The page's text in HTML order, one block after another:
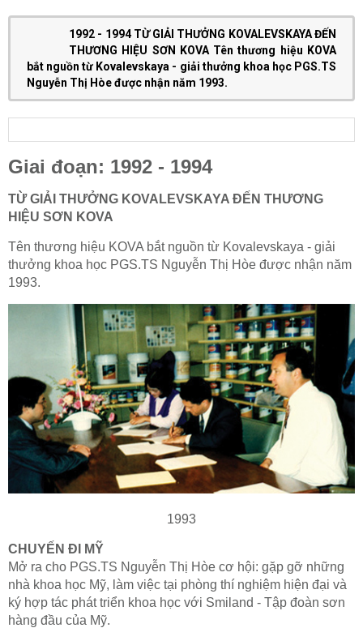
1992 - 1994 TỪ GIẢI THƯỞNG KOVALEVSKAYA ĐẾN
THƯƠNG HIỆU SƠN KOVA Tên thương hiệu KOVA
bắt nguồn từ Kovalevskaya - giải thưởng khoa học PGS.TS
Nguyễn Thị Hòe được nhận năm 1993.
Giai đoạn: 1992 - 1994
TỪ GIẢI THƯỞNG KOVALEVSKAYA ĐẾN THƯƠNG
HIỆU SƠN KOVA
Tên thương hiệu KOVA bắt nguồn từ Kovalevskaya - giải
thưởng khoa học PGS.TS Nguyễn Thị Hòe được nhận năm
1993.
1993
CHUYẾN ĐI MỸ
Mở ra cho PGS.TS Nguyễn Thị Hòe cơ hội: gặp gỡ những
nhà khoa học Mỹ, làm việc tại phòng thí nghiệm hiện đại và
ký hợp tác phát triển khoa học với Smiland - Tập đoàn sơn
hàng đầu của Mỹ.